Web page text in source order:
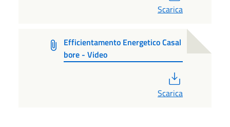
Scarica
Efficientamento Energetico Casal
bore - Video
Scarica